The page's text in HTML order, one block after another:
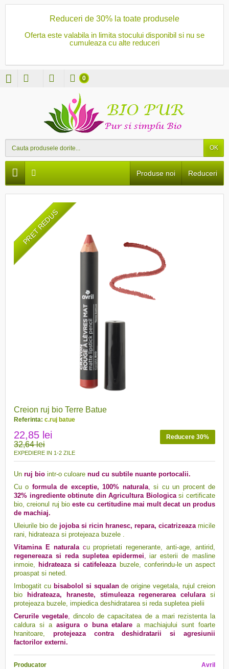
Reduceri de 30% la toate produsele
Oferta este valabila in limita stocului disponibil si nu se
cumuleaza cu alte reduceri
OK
0
Reduceri
Produse noi
PRET REDUS
Creion ruj bio Terre Batue
Referinta: c.ruj batue
Reducere 30%
22,85 lei
32,64 lei
EXPEDIERE IN 1-2 ZILE
Un ruj bio intr-o culoare nud cu subtile nuante portocalii.
Cu o formula de exceptie, 100% naturala,si cu un procent de
32% ingrediente obtinute din Agricultura Biologica si certificate
bio, creionul ruj bio este cu certitudine mai mult decat un produs
de machiaj.
Uleiurile bio de jojoba si ricin hranesc, repara, cicatrizeazamicile
rani, hidrateaza si protejeaza buzele .
Vitamina E naturalacu proprietati regenerante, anti-age, antirid,
regenereaza si reda supletea epidermei,iar esterii de masline
inmoie, hidrateaza si catifeleazabuzele, conferindu-le un aspect
proaspat si neted.
Imbogatit cu bisabolol si squalan de origine vegetala, rujul creion
bio
hidrateaza, hraneste, stimuleaza regenerarea celularasi
protejeaza buzele, impiedica deshidratarea si reda supletea pielii
Cerurile vegetale,dincolo de capacitatea de a mari rezistenta la
caldura si a asigura o buna etalare a machiajului sunt foarte
hranitoare,
protejeaza contra deshidratarii si agresiunii
factorilor externi.
Producator Avril